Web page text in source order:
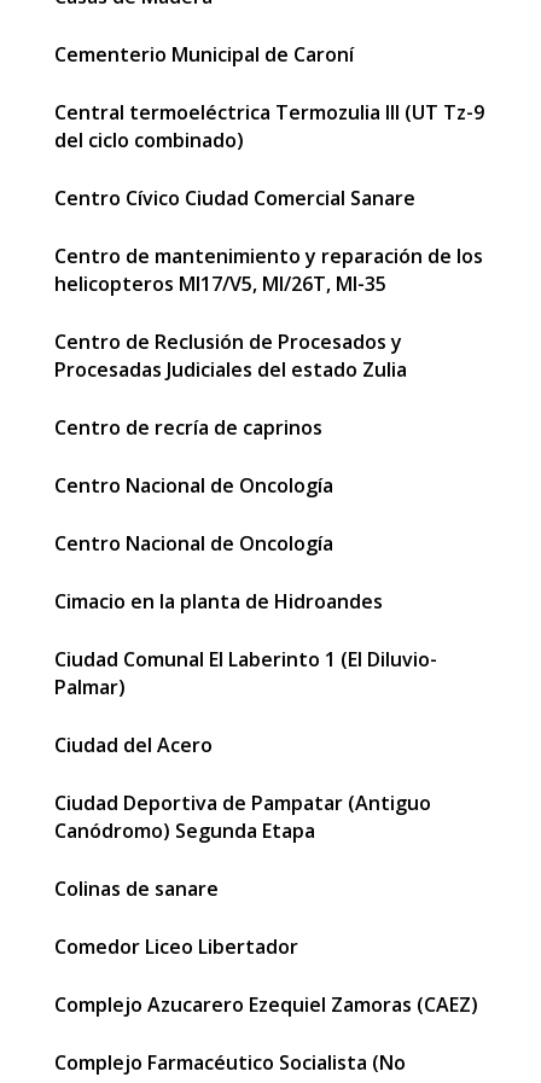
Cementerio Municipal de Caroní
Central termoeléctrica Termozulia III (UT Tz-9
del ciclo combinado)
Centro Cívico Ciudad Comercial Sanare
Centro de mantenimiento y reparación de los
helicopteros MI17/V5, MI/26T, MI-35
Centro de Reclusión de Procesados y
Procesadas Judiciales del estado Zulia
Centro de recría de caprinos
Centro Nacional de Oncología
Centro Nacional de Oncología
Cimacio en la planta de Hidroandes
Ciudad Comunal El Laberinto 1 (El Diluvio-
Palmar)
Ciudad del Acero
Ciudad Deportiva de Pampatar (Antiguo
Canódromo) Segunda Etapa
Colinas de sanare
Comedor Liceo Libertador
Complejo Azucarero Ezequiel Zamoras (CAEZ)
Complejo Farmacéutico Socialista (No